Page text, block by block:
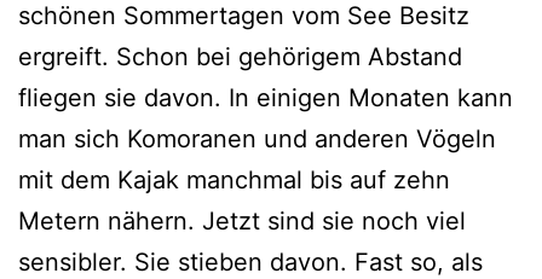
schönen Sommertagen vom See Besitz
ergreift. Schon bei gehörigem Abstand
fliegen sie davon. In einigen Monaten kann
man sich Komoranen und anderen Vögeln
mit dem Kajak manchmal bis auf zehn
Metern nähern. Jetzt sind sie noch viel
sensibler. Sie stieben davon. Fast so, als